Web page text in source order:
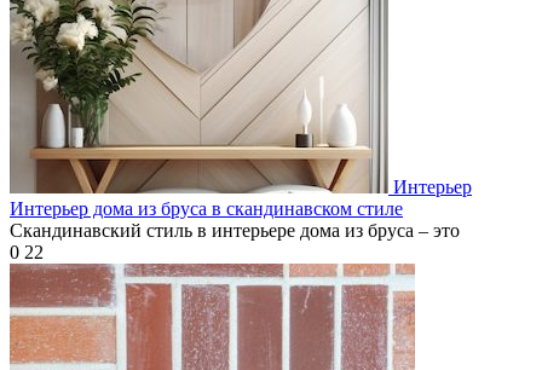
Интерьер
Интерьер дома из бруса в скандинавском стиле
Скандинавский стиль в интерьере дома из бруса – это
0 22